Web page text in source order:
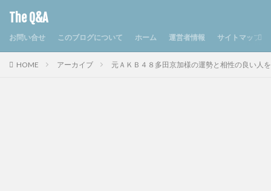
The Q&A
お問い合せ このブログについて ホーム 運営者情報 サイトマップ
HOME アーカイブ 元ＡＫＢ４８多田京加様の運勢と相性の良い人